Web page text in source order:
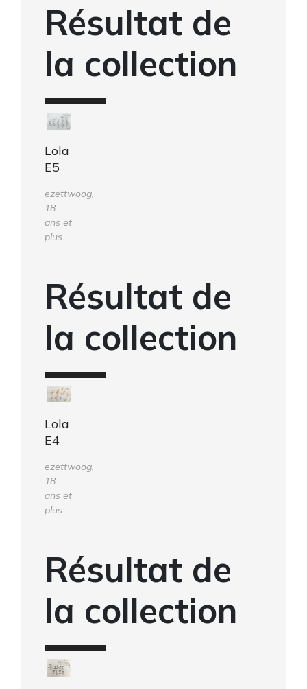
Résultat de
la collection
Lola
E5
ezettwoog,
18
ans et
plus
Résultat de
la collection
Lola
E4
ezettwoog,
18
ans et
plus
Résultat de
la collection